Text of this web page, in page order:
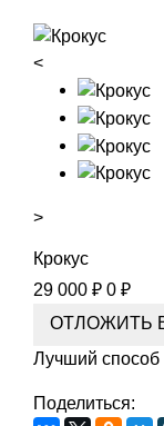
˂
˃
Крокус
29 000 ₽ 0 ₽
Лучший способ
Поделиться: